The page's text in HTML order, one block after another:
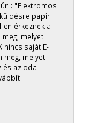
"Elektromos
papír
érkeznek a
melyet
meg, melyet
és az oda